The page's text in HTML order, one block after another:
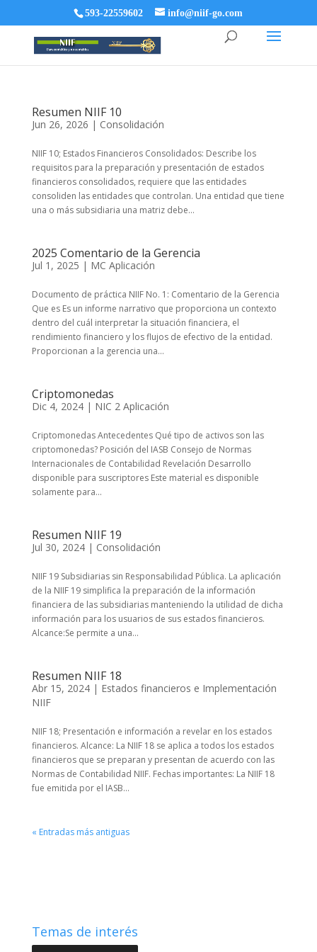
593-22559602 info@niif-go.com
Resumen NIIF 10
Jun 26, 2026 | Consolidación
NIIF 10; Estados Financieros Consolidados: Describe los
requisitos para la preparación y presentación de estados
financieros consolidados, requiere que las entidades
consoliden las entidades que controlan. Una entidad que tiene
una o más subsidiaria una matriz debe...
2025 Comentario de la Gerencia
Jul 1, 2025 | MC Aplicación
Documento de práctica NIIF No. 1: Comentario de la Gerencia
Que es Es un informe narrativo que proporciona un contexto
dentro del cuál interpretar la situación financiera, el
rendimiento financiero y los flujos de efectivo de la entidad.
Proporcionan a la gerencia una...
Criptomonedas
Dic 4, 2024| NIC 2 Aplicación
Criptomonedas Antecedentes Qué tipo de activos son las
criptomonedas? Posición del IASB Consejo de Normas
Internacionales de Contabilidad Revelación Desarrollo
disponible para suscriptores Este material es disponible
solamente para...
Resumen NIIF 19
Jul 30, 2024| Consolidación
NIIF 19 Subsidiarias sin Responsabilidad Pública. La aplicación
de la NIIF 19 simplifica la preparación de la información
financiera de las subsidiarias manteniendo la utilidad de dicha
información para los usuarios de sus estados financieros.
Alcance:Se permite a una...
Resumen NIIF 18
Abr 15, 2024| Estados financieros e Implementación
NIIF
NIIF 18; Presentación e información a revelar en los estados
financieros. Alcance: La NIIF 18 se aplica a todos los estados
financieros que se preparan y presentan de acuerdo con las
Normas de Contabilidad NIIF. Fechas importantes: La NIIF 18
fue emitida por el IASB...
« Entradas más antiguas
Temas de interés